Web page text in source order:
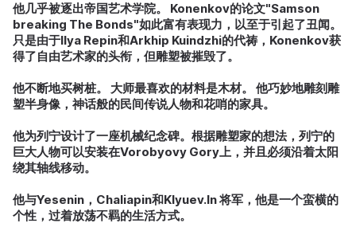
他几乎被逐出帝国艺术学院。 Konenkov的论文"Samson
breaking The Bonds"如此富有表现力，以至于引起了丑闻。
只是由于Ilya Repin和Arkhip Kuindzhi的代祷，Konenkov获
得了自由艺术家的头衔，但雕塑被摧毁了。
他不断地买树桩。 大师最喜欢的材料是木材。 他巧妙地雕刻雕
塑半身像，神话般的民间传说人物和花哨的家具。
他为列宁设计了一座机械纪念碑。 根据雕塑家的想法，列宁的
巨大人物可以安装在Vorobyovy Gory上，并且必须沿着太阳
绕其轴线移动。
他与Yesenin，Chaliapin和Klyuev.In 将军，他是一个蛮横的
个性，过着放荡不羁的生活方式。